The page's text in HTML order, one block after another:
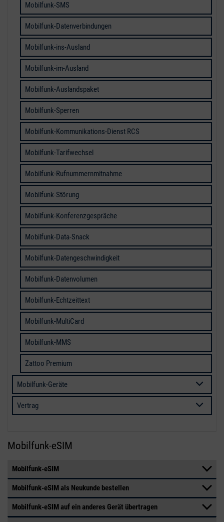
Mobilfunk-SMS
Mobilfunk-Datenverbindungen
Mobilfunk-ins-Ausland
Mobilfunk-im-Ausland
Mobilfunk-Auslandspaket
Mobilfunk-Sperren
Mobilfunk-Kommunikations-Dienst RCS
Mobilfunk-Tarifwechsel
Mobilfunk-Rufnummernmitnahme
Mobilfunk-Störung
Mobilfunk-Konferenzgespräche
Mobilfunk-Data-Snack
Mobilfunk-Datengeschwindigkeit
Mobilfunk-Datenvolumen
Mobilfunk-Echtzeittext
Mobilfunk-MultiCard
Mobilfunk-MMS
Zattoo Premium
Mobilfunk-Geräte
Vertrag
Mobilfunk-eSIM
Mobilfunk-eSIM
Mobilfunk-eSIM als Neukunde bestellen
Mobilfunk-eSIM auf ein anderes Gerät übertragen